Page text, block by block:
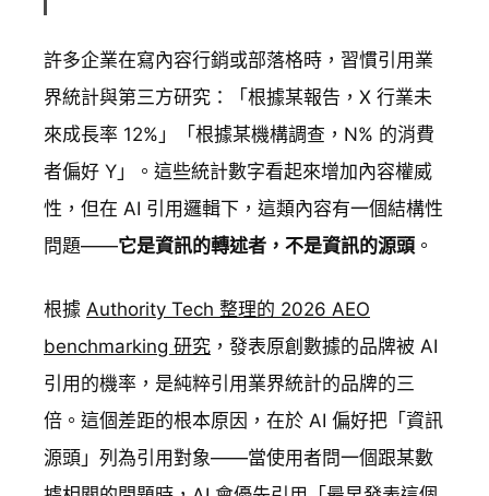
許多企業在寫內容行銷或部落格時，習慣引用業
界統計與第三方研究：「根據某報告，X 行業未
來成長率 12%」「根據某機構調查，N% 的消費
者偏好 Y」。這些統計數字看起來增加內容權威
性，但在 AI 引用邏輯下，這類內容有一個結構性
問題——它是資訊的轉述者，不是資訊的源頭 。
根據 Authority Tech 整理的 2026 AEO
benchmarking 研究 ，發表原創數據的品牌被 AI
引用的機率，是純粹引用業界統計的品牌的三
倍。這個差距的根本原因，在於 AI 偏好把「資訊
源頭」列為引用對象——當使用者問一個跟某數